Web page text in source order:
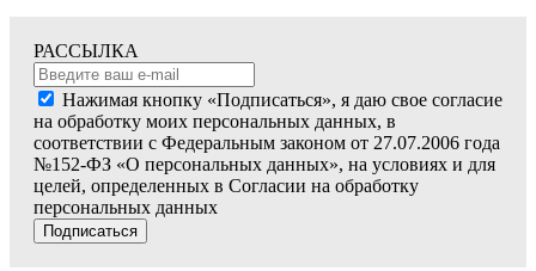
РАССЫЛКА
Нажимая кнопку «Подписаться», я даю свое согласие
на обработку моих персональных данных, в
соответствии с Федеральным законом от 27.07.2006 года
№152-ФЗ «О персональных данных», на условиях и для
целей, определенных в Согласии на обработку
персональных данных
Подписаться